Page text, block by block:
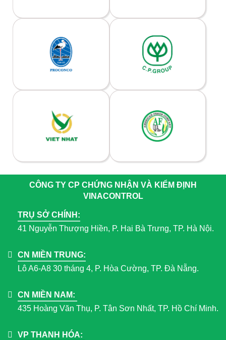
CÔNG TY CP CHỨNG NHẬN VÀ KIỂM ĐỊNH
VINACONTROL
TRỤ SỞ CHÍNH:
41 Nguyễn Thượng Hiền, P. Hai Bà Trưng, TP. Hà Nội.
CN MIỀN TRUNG:
Lô A6-A8 30 tháng 4, P. Hòa Cường, TP. Đà Nẵng.
CN MIỀN NAM:
435 Hoàng Văn Thụ, P. Tân Sơn Nhất, TP. Hồ Chí Minh.
VP THANH HÓA: